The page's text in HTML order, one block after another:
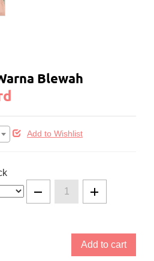
Blewah
Add to Wishlist
Add to cart